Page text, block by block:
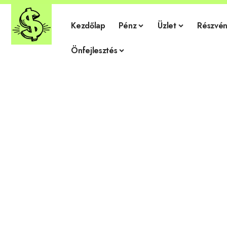
Kezdőlap Pénz Üzlet
Önfejlesztés